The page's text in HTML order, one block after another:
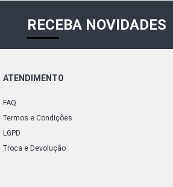
RECEBA NOVIDADES
ATENDIMENTO
FAQ
Termos e Condições
LGPD
Troca e Devolução